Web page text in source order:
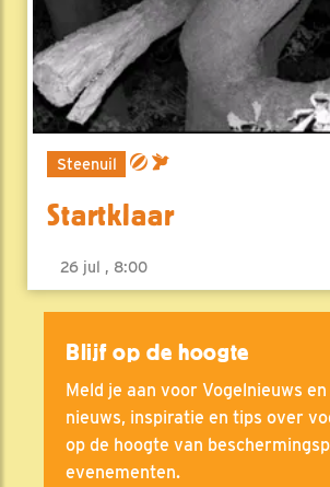
Steenuil
Startklaar
26 jul , 8:00
Blijf op de hoogte
Meld je aan voor Vogelnieuws
nieuws, inspiratie en tips over
op de hoogte van
evenementen.